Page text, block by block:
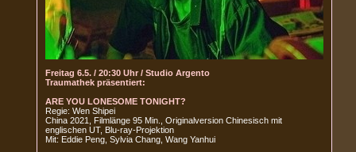
Freitag 6.5. / 20:30 Uhr / Studio Argento
Traumathek präsentiert:
ARE YOU LONESOME TONIGHT?
Regie: Wen Shipei
China 2021, Filmlänge 95 Min., Originalversion Chinesisch mit
englischen UT, Blu-ray-Projektion
Mit: Eddie Peng, Sylvia Chang, Wang Yanhui